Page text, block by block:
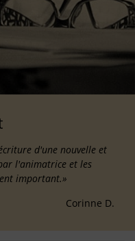
d'une nouvelle et
l'animatrice et les
important.»
Corinne D.